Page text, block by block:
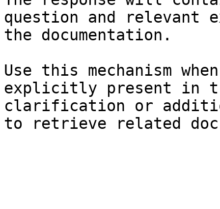
question and relevant
the documentation.
Use this mechanism
explicitly present in
clarification or